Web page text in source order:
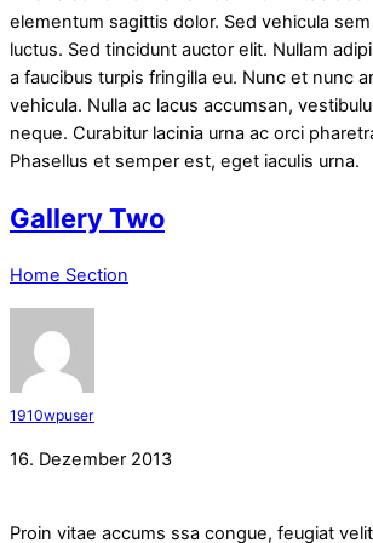
elementum sagittis dolor. Sed vehicula
luctus. Sed tincidunt auctor elit. Nullam
a faucibus turpis fringilla eu. Nunc et nunc
vehicula. Nulla ac lacus accumsan,
neque. Curabitur lacinia urna ac orci
Phasellus et semper est, eget iaculis urna.
Gallery Two
Home Section
1910wpuser
16. Dezember 2013
Proin vitae accums ssa congue, feugiat